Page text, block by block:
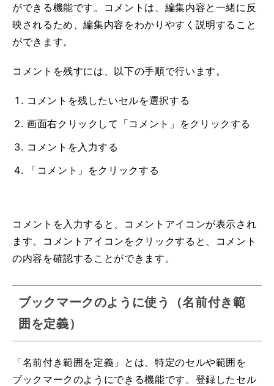
ができる機能です。コメントは、編集内容と一緒に反
映されるため、編集内容をわかりやすく説明すること
ができます。
コメントを残すには、以下の手順で行います。
コメントを残したいセルを選択する
画面右クリックして「コメント」をクリックする
コメントを入力する
「コメント」をクリックする
コメントを入力すると、コメントアイコンが表示され
ます。コメントアイコンをクリックすると、コメント
の内容を確認することができます。
ブックマークのように使う（名前付き範
囲を定義）
「名前付き範囲を定義」とは、特定のセルや範囲を
ブックマークのようにできる機能です。登録したセル